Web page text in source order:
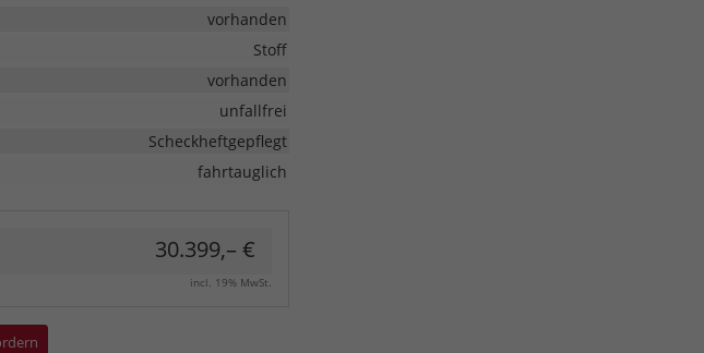
vorhanden
Stoff
vorhanden
unfallfrei
Scheckheftgepflegt
fahrtauglich
30.399,– €
incl. 19% MwSt.